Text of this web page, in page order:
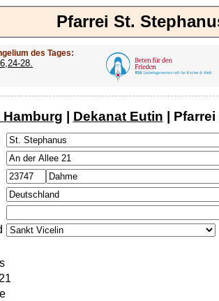
Pfarrei St.
des Tages:
28.
| Dekanat Eutin |